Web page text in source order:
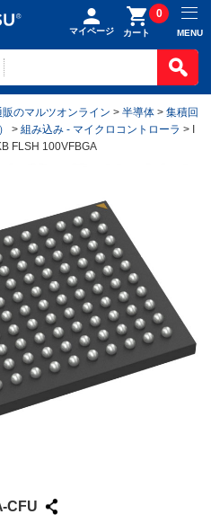
マイページ カート
0
MENU
のマルツオンライン > 半導体 > 集積回
> 組み込み - マイクロコントローラ > I
FLSH 100VFBGA
CFU